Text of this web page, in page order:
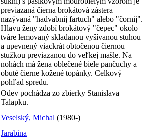
previazaná čierna brokátová zástera
nazývaná "hadvabnij fartuch" alebo "čornij".
Hlavu ženy zdobí brokátový "čepec" okolo
tváre lemovaný skladanou vyšívanou stuhou
a upevnený viackrát obtočenou čiernou
stužkou previazanou do veľkej mašle. Na
nohách má žena oblečené biele pančuchy a
obuté čierne kožené topánky. Celkový
pohľad spredu.
Odev pochádza zo zbierky Stanislava
Talapku.
Veselský, Michal (1980-)
Jarabina